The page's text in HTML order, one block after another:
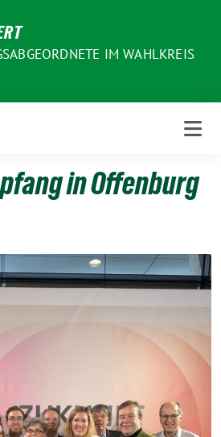
IM WAHLKREIS
in Offenburg